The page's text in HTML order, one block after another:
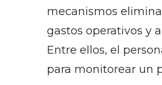
mecanismos
gastos operativos y
Entre ellos, el
para monitorear un